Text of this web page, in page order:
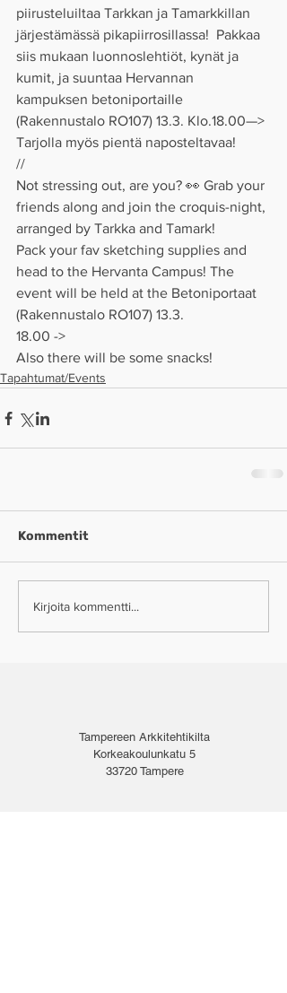
piirusteluiltaa Tarkkan ja Tamarkkillan
järjestämässä pikapiirrosillassa!  Pakkaa
siis mukaan luonnoslehtiöt, kynät ja
kumit, ja suuntaa Hervannan
kampuksen betoniportaille
(Rakennustalo RO107) 13.3. Klo.18.00—>
Tarjolla myös pientä naposteltavaa!
//
Not stressing out, are you? 👀 Grab your
friends along and join the croquis-night,
arranged by Tarkka and Tamark!
Pack your fav sketching supplies and
head to the Hervanta Campus! The
event will be held at the Betoniportaat
(Rakennustalo RO107) 13.3.
18.00 ->
Also there will be some snacks!
Tapahtumat/Events
Kommentit
Kirjoita kommentti...
Tampereen Arkkitehtikilta
Korkeakoulunkatu 5
33720 Tampere